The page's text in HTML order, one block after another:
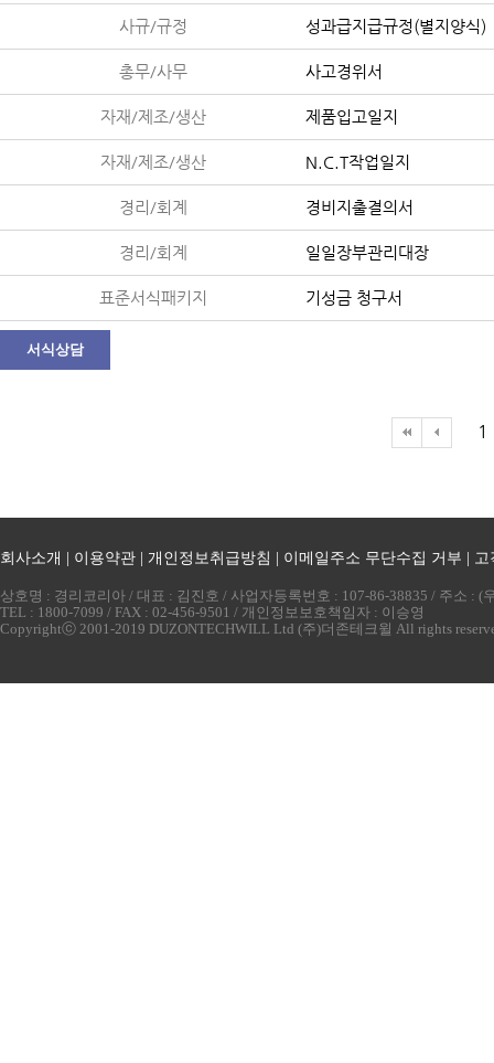
사규/규정 성과급지급규정(별지양식)
총무/사무 사고경위서
자재/제조/생산 제품입고일지
자재/제조/생산 N.C.T작업일지
경리/회계 경비지출결의서
경리/회계 일일장부관리대장
표준서식패키지 기성금 청구서
서식상담
1
회사소개 이용약관 개인정보취급방침 이메일주소 무단수집 거부 고
상호명 : 경리코리아 / 대표 : 김진호 / 사업자등록번호 : 107-86-38835 / 주소 :
TEL : 1800-7099 / FAX : 02-456-9501 / 개인정보보호책임자 : 이승영
Copyrightⓒ 2001-2019 DUZONTECHWILL Ltd (주)더존테크윌 All rights